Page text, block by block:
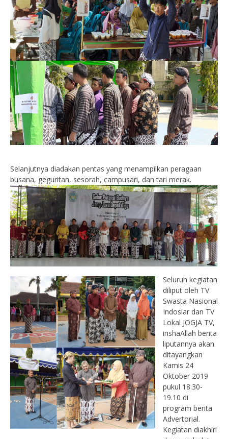
Selanjutnya diadakan pentas yang menampilkan peragaan
busana, geguritan, sesorah, campusari, dan tari merak.
Seluruh kegiatan
diliput oleh TV
Swasta Nasional
Indosiar dan TV
Lokal JOGJA TV,
inshaAllah berita
liputannya akan
ditayangkan
Kamis 24
Oktober 2019
pukul 18.30-
19.10 di
program berita
Advertorial.
Kegiatan diakhiri